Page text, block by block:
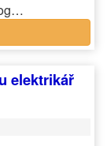
elektrikář